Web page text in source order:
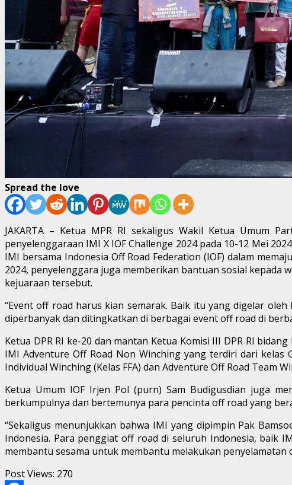
Spread the love
JAKARTA – Ketua MPR RI sekaligus Wakil Ketua Umum
penyelenggaraan IMI X IOF Challenge 2024 pada 10-12 Mei
IMI bersama Indonesia Off Road Federation (IOF) dalam
2024, penyelenggara juga memberikan bantuan sosial
kejuaraan tersebut.
“Event off road harus kian semarak. Baik itu yang digelar
diperbanyak dan ditingkatkan di berbagai event off road di
Ketua DPR RI ke-20 dan mantan Ketua Komisi III DPR RI
IMI Adventure Off Road Non Winching yang terdiri dari kelas
Individual Winching (Kelas FFA) dan Adventure Off Road Team
Ketua Umum IOF Irjen Pol (purn) Sam Budigusdian juga
berkumpulnya dan bertemunya para pencinta off road yang
“Sekaligus menunjukkan bahwa IMI yang dipimpin Pak
Indonesia. Para penggiat off road di seluruh Indonesia, baik
membantu sesama untuk membantu melakukan penyelamatan
Post Views: 270